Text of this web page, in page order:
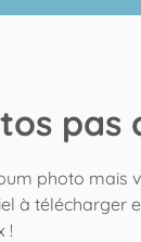
pas
photo mais
à télécharger
!